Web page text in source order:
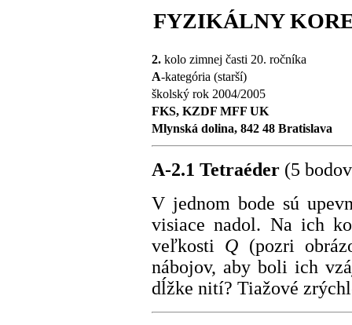
FYZIKÁLNY
2. kolo zimnej časti 20. ročníka
A-kategória (starší)
školský rok 2004/2005
FKS, KZDF MFF UK
Mlynská dolina, 842 48 Bratislava
A-2.1 Tetraéder (5
V jednom bode sú
visiace nadol. Na ich
veľkosti Q (pozri
nábojov, aby boli ich
dĺžke nití? Tiažové